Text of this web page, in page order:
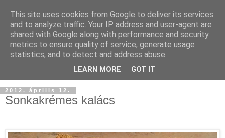
2012. április 12.
Sonkakrémes kalács
This site uses cookies from Google to deliver its services
and to analyze traffic. Your IP address and user-agent are
shared with Google along with performance and security
metrics to ensure quality of service, generate usage
statistics, and to detect and address abuse.
LEARN MORE GOT IT